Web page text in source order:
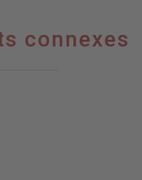
connexes